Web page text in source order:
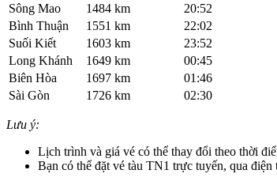
Sông Mao
1484 km 20:52
Bình Thuận
1551 km 22:02
Suối Kiết
1603 km 23:52
Long Khánh
1649 km 00:45
Biên Hòa
1697 km 01:46
Sài Gòn
1726 km 02:30
Lưu ý:
Lịch trình và giá vé có thể thay đổi theo thời
Bạn có thể đặt vé tàu TN1 trực tuyến, qua điện